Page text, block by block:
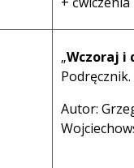
„Wczoraj i
Podręcznik.
Autor: